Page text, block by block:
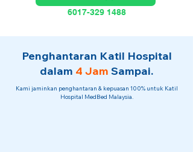
6017-329 1488
Penghantaran Katil Hospital
dalam 4 Jam Sampai.
Kami jaminkan penghantaran & kepuasan 100% untuk Katil
Hospital MedBed Malaysia.